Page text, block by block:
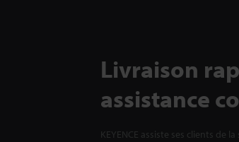
Livraison
assistance
KEYENCE assiste ses clients de